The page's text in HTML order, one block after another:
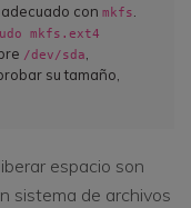
con mkfs
mkfs.ext4
/dev/sda
su tamaño,
espacio son
sistema de archivos